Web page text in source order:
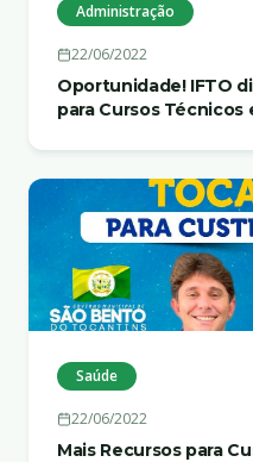
Administração
22/06/2022
Oportunidade! IFTO
para Cursos Técnicos
Saúde
22/06/2022
Mais Recursos para